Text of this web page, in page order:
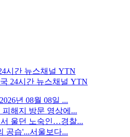
24시간 뉴스채널 YTN
년 08월 08일 ...
해지 방문 영상에...
울던 노숙인…경찰...
공습'...서울보다...